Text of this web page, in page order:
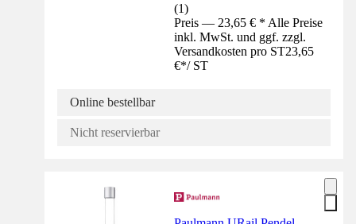
(1)
Preis — 23,65 € * Alle Preise
inkl. MwSt. und ggf. zzgl.
Versandkosten pro ST23,65
€*/ ST
Online bestellbar
Nicht reservierbar